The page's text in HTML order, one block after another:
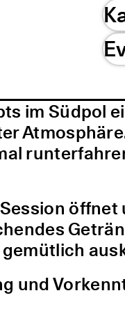
im Südpol
öffnet
und